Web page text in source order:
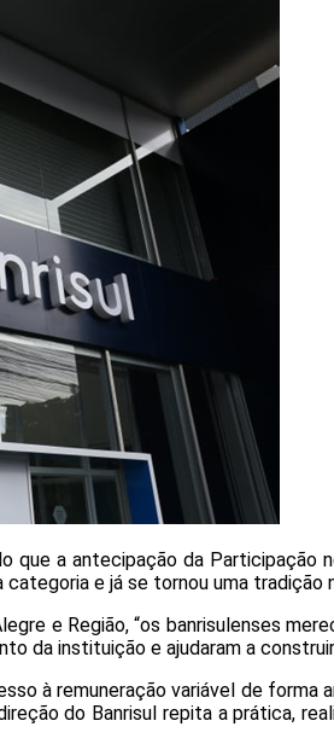
que a antecipação da
e já se tornou uma tradição
e Região, “os banrisulenses
da instituição e ajudaram a
à remuneração variável de
do Banrisul repita a prática,